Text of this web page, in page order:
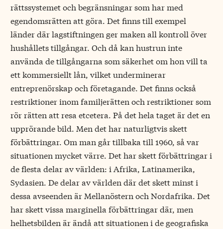
rättssystemet och begränsningar som har med
egendomsrätten att göra. Det finns till exempel
länder där lagstiftningen ger maken all kontroll över
hushållets tillgångar. Och då kan hustrun inte
använda de tillgångarna som säkerhet om hon vill ta
ett kommersiellt lån, vilket underminerar
entreprenörskap och företagande. Det finns också
restriktioner inom familjerätten och restriktioner som
rör rätten att resa etcetera. På det hela taget är det en
upprörande bild. Men det har naturligtvis skett
förbättringar. Om man går tillbaka till 1960, så var
situationen mycket värre. Det har skett förbättringar i
de flesta delar av världen: i Afrika, Latinamerika,
Sydasien. De delar av världen där det skett minst i
dessa avseenden är Mellanöstern och Nordafrika. Det
har skett vissa marginella förbättringar där, men
helhetsbilden är ändå att situationen i de geografiska